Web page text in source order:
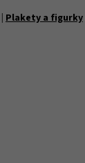
Plakety a figurky